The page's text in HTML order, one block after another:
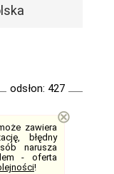
odsłon: 427
zawiera
błędny
narusza
- oferta
!
⊗